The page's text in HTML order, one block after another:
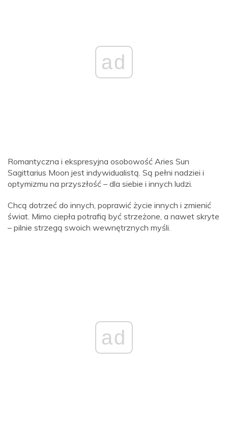
ad
Romantyczna i ekspresyjna osobowość Aries Sun
Sagittarius Moon jest indywidualistą. Są pełni nadziei i
optymizmu na przyszłość – dla siebie i innych ludzi.
Chcą dotrzeć do innych, poprawić życie innych i zmienić
świat. Mimo ciepła potrafią być strzeżone, a nawet skryte
– pilnie strzegą swoich wewnętrznych myśli.
ad